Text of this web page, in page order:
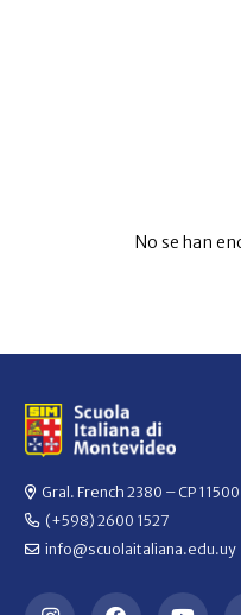
No se han
Gral. French 2380 – CP
(+598) 2600 1527
info@scuolaitaliana.edu.uy